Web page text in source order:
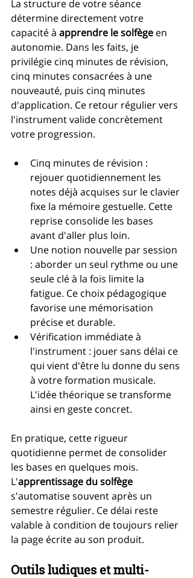
La structure de votre séance
détermine directement votre
capacité à apprendre le solfège en
autonomie. Dans les faits, je
privilégie cinq minutes de révision,
cinq minutes consacrées à une
nouveauté, puis cinq minutes
d'application. Ce retour régulier vers
l'instrument valide concrètement
votre progression.
Cinq minutes de révision :
rejouer quotidiennement les
notes déjà acquises sur le clavier
fixe la mémoire gestuelle. Cette
reprise consolide les bases
avant d'aller plus loin.
Une notion nouvelle par session
: aborder un seul rythme ou une
seule clé à la fois limite la
fatigue. Ce choix pédagogique
favorise une mémorisation
précise et durable.
Vérification immédiate à
l'instrument : jouer sans délai ce
qui vient d'être lu donne du sens
à votre formation musicale.
L'idée théorique se transforme
ainsi en geste concret.
En pratique, cette rigueur
quotidienne permet de consolider
les bases en quelques mois.
L'apprentissage du solfège
s'automatise souvent après un
semestre régulier. Ce délai reste
valable à condition de toujours relier
la page écrite au son produit.
Outils ludiques et multi-